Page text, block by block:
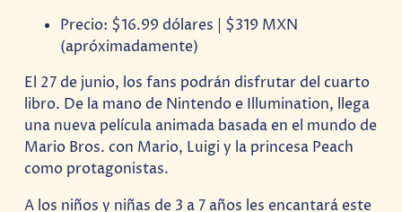
Precio: $16.99 dólares | $319 MXN
(apróximadamente)
El 27 de junio, los fans podrán disfrutar del cuarto
libro. De la mano de Nintendo e Illumination, llega
una nueva película animada basada en el mundo de
Mario Bros. con Mario, Luigi y la princesa Peach
como protagonistas.
A los niños y niñas de 3 a 7 años les encantará este